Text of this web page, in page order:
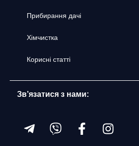
Прибирання дачі
Хімчистка
Корисні статті
Зв’язатися з нами: